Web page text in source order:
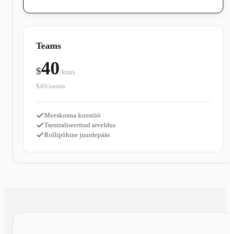
Teams
$40/kuus
$40/aastas
Meeskonna koostöö
Tsentraliseeritud arveldus
Rollipõhine juurdepääs